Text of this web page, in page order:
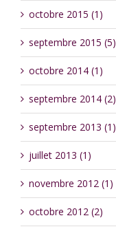
octobre 2015 (1)
septembre 2015 (5)
octobre 2014 (1)
septembre 2014 (2)
septembre 2013 (1)
juillet 2013 (1)
novembre 2012 (1)
octobre 2012 (2)